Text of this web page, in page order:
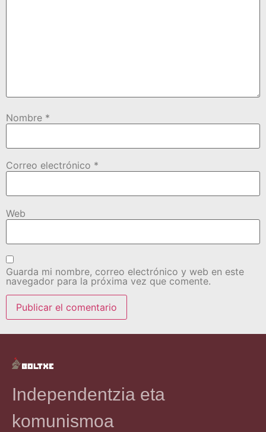
Nombre *
Correo electrónico *
Web
Guarda mi nombre, correo electrónico y web en este
navegador para la próxima vez que comente.
Independentzia eta
komunismoa